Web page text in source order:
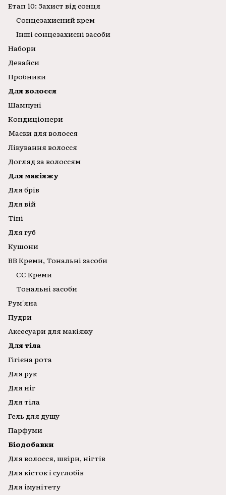
Етап 10: Захист від сонця
Сонцезахисний крем
Інші сонцезахисні засоби
Набори
Девайси
Пробники
Для волосся
Шампуні
Кондиціонери
Маски для волосся
Лікування волосся
Догляд за волоссям
Для макіяжу
Для брів
Для вій
Тіні
Для губ
Кушони
ВВ Креми, Тональні засоби
CC Креми
Тональні засоби
Рум'яна
Пудри
Аксесуари для макіяжу
Для тілa
Гігієна рота
Для рук
Для ніг
Для тіла
Гель для душу
Парфуми
Біодобавки
Для волосся, шкіри, нігтів
Для кісток і суглобів
Для імунітету